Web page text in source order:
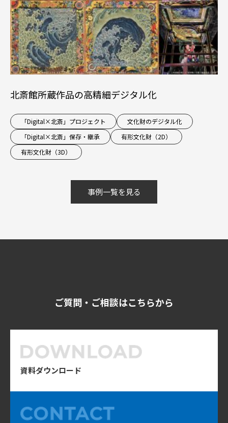
北斎館所蔵作品の高精細デジタル化
「Digital×北斎」プロジェクト
文化財のデジタル化
「Digital×北斎」保存・継承
有形文化財（2D）
有形文化財（3D）
事例一覧を見る
ご質問・ご相談はこちらから
資料ダウンロード